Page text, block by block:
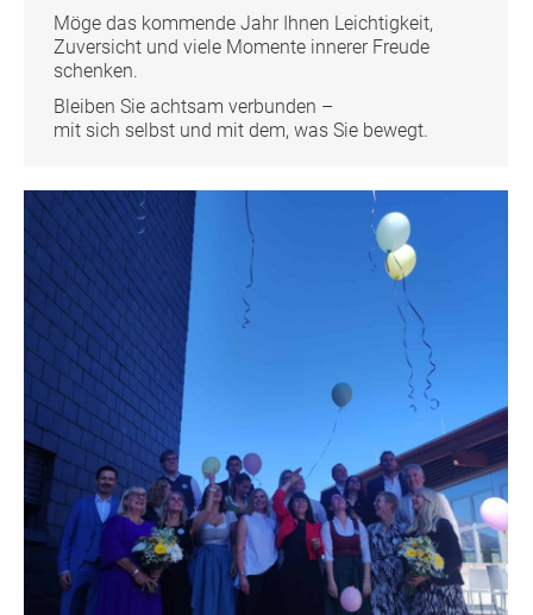
Möge das kommende Jahr Ihnen Leichtigkeit,
Zuversicht und viele Momente innerer Freude
schenken.
Bleiben Sie achtsam verbunden –
mit sich selbst und mit dem, was Sie bewegt.